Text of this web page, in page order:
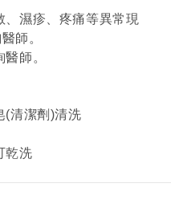
濕疹、疼痛等異常現
師。
師。
(清潔劑)清洗
乾洗